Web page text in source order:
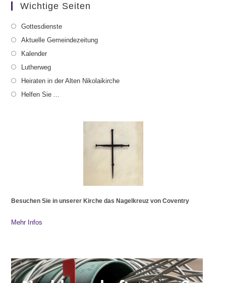
Wichtige Seiten
Gottesdienste
Aktuelle Gemeindezeitung
Kalender
Lutherweg
Heiraten in der Alten Nikolaikirche
Helfen Sie ...
Besuchen Sie in unserer Kirche das Nagelkreuz von Coventry
Mehr Infos